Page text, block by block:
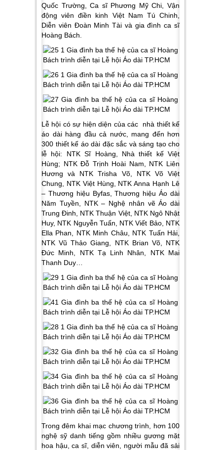
Quốc Trường, Ca sĩ Phương Mỹ Chi, Vận
động viên điền kinh Việt Nam Tú Chinh,
Diễn viên Đoàn Minh Tài và gia đình ca sĩ
Hoàng Bách.
Lễ hội có sự hiện diện của các nhà thiết kế
áo dài hàng đầu cả nước, mang đến hơn
300 thiết kế áo dài đặc sắc và sáng tạo cho
lễ hội: NTK Sĩ Hoàng, Nhà thiết kế Việt
Hùng; NTK Đỗ Trịnh Hoài Nam, NTK Liên
Hương và NTK Trisha Võ, NTK Võ Việt
Chung, NTK Việt Hùng, NTK Anna Hạnh Lê
– Thương hiệu Byfas, Thương hiệu Áo dài
Năm Tuyền, NTK – Nghệ nhân vẽ Áo dài
Trung Đinh, NTK Thuận Việt, NTK Ngô Nhật
Huy, NTK Nguyễn Tuấn, NTK Viết Bảo, NTK
Ella Phan, NTK Minh Châu, NTK Tuấn Hải,
NTK Vũ Thảo Giang, NTK Brian Võ, NTK
Đức Minh, NTK Tạ Linh Nhân, NTK Mai
Thanh Duy…
Trong đêm khai mạc chương trình, hơn 100
nghệ sỹ danh tiếng gồm nhiều gương mặt
hoa hậu, ca sĩ, diễn viên, người mẫu đã sải